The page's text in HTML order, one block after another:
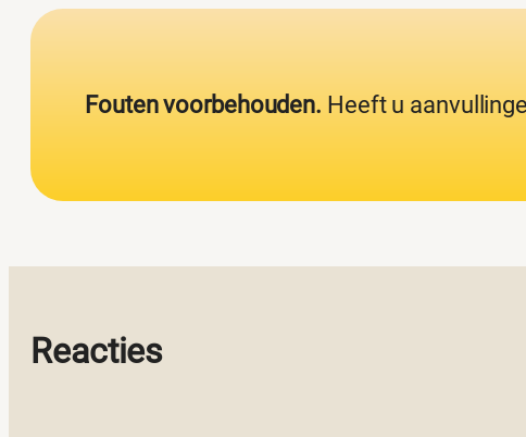
Fouten voorbehouden. Heeft u
Reacties